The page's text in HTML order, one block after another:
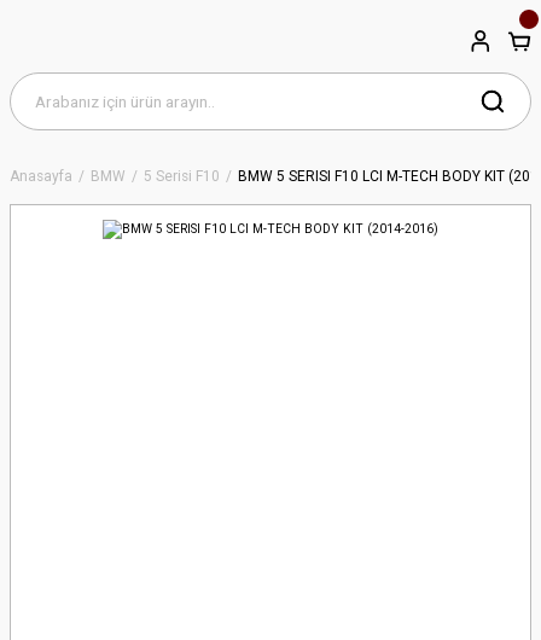
Anasayfa BMW 5 Serisi F10 BMW 5 SERISI F10 LCI M-TECH BODY KIT